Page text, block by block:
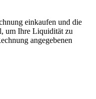
einkaufen und die
um Ihre Liquidität zu
angegebenen